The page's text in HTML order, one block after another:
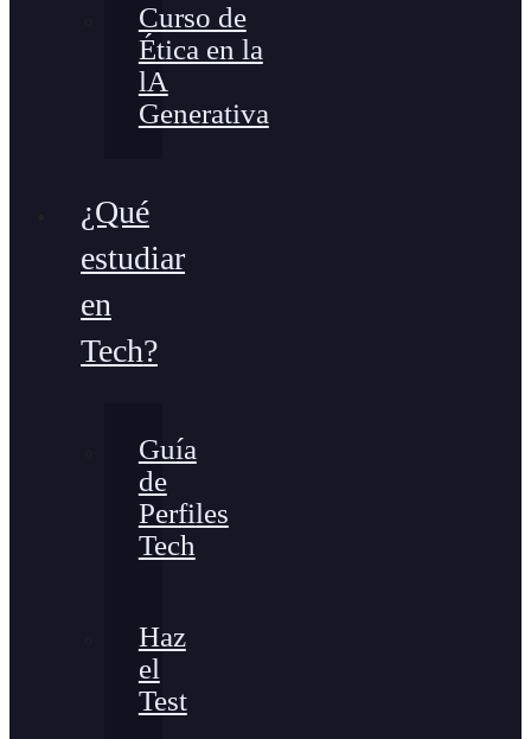
Curso de
Ética en la
lA
Generativa
¿Qué
estudiar
en
Tech?
Guía
de
Perfiles
Tech
Haz
el
Test